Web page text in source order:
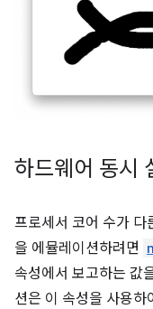
하드웨어 동시
프로세서 코어 수가 다
을 에뮬레이션하려면
속성에서 보고하는 값
션은 이 속성을 사용하